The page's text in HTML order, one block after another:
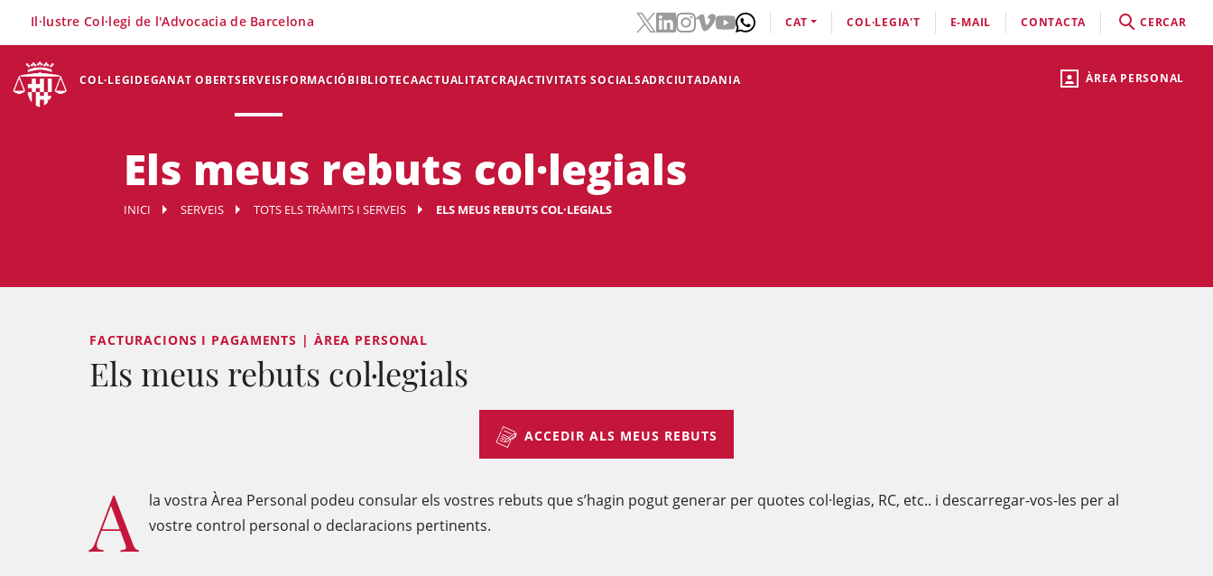
ÀREA PERSONAL
COL·LEGIDEGANAT OBERTSERVEISFORMACIÓBIBLIOTECAACTUALITATCRAJACTIVITATS SOCIALSADRCIUTADANIA
Il·lustre Col·legi de l'Advocacia de Barcelona CAT COL·LEGIA'T E-MAIL CONTACTA CERCAR
Els meus rebuts col·legials
INICI SERVEIS TOTS ELS TRÀMITS I SERVEIS ELS MEUS REBUTS COL·LEGIALS
FACTURACIONS I PAGAMENTS | ÀREA PERSONAL
Els meus rebuts col·legials
ACCEDIR ALS MEUS REBUTS
A la vostra Àrea Personal podeu consular els vostres rebuts que s’hagin pogut generar per quotes col·legias, RC, etc.. i descarregar-vos-les per al
vostre control personal o declaracions pertinents.